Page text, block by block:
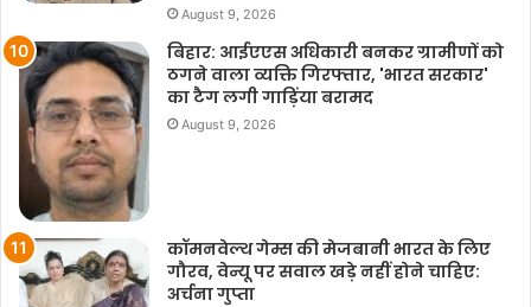
August 9, 2026
बिहार: आईएएस अधिकारी बनकर ग्रामीणों को
ठगने वाला व्यक्ति गिरफ्तार, 'भारत सरकार'
का टैग लगी गाड़िंया बरामद
August 9, 2026
कॉमनवेल्थ गेम्स की मेजबानी भारत के लिए
गौरव, वेन्यू पर सवाल खड़े नहीं होने चाहिए:
अर्चना गुप्ता